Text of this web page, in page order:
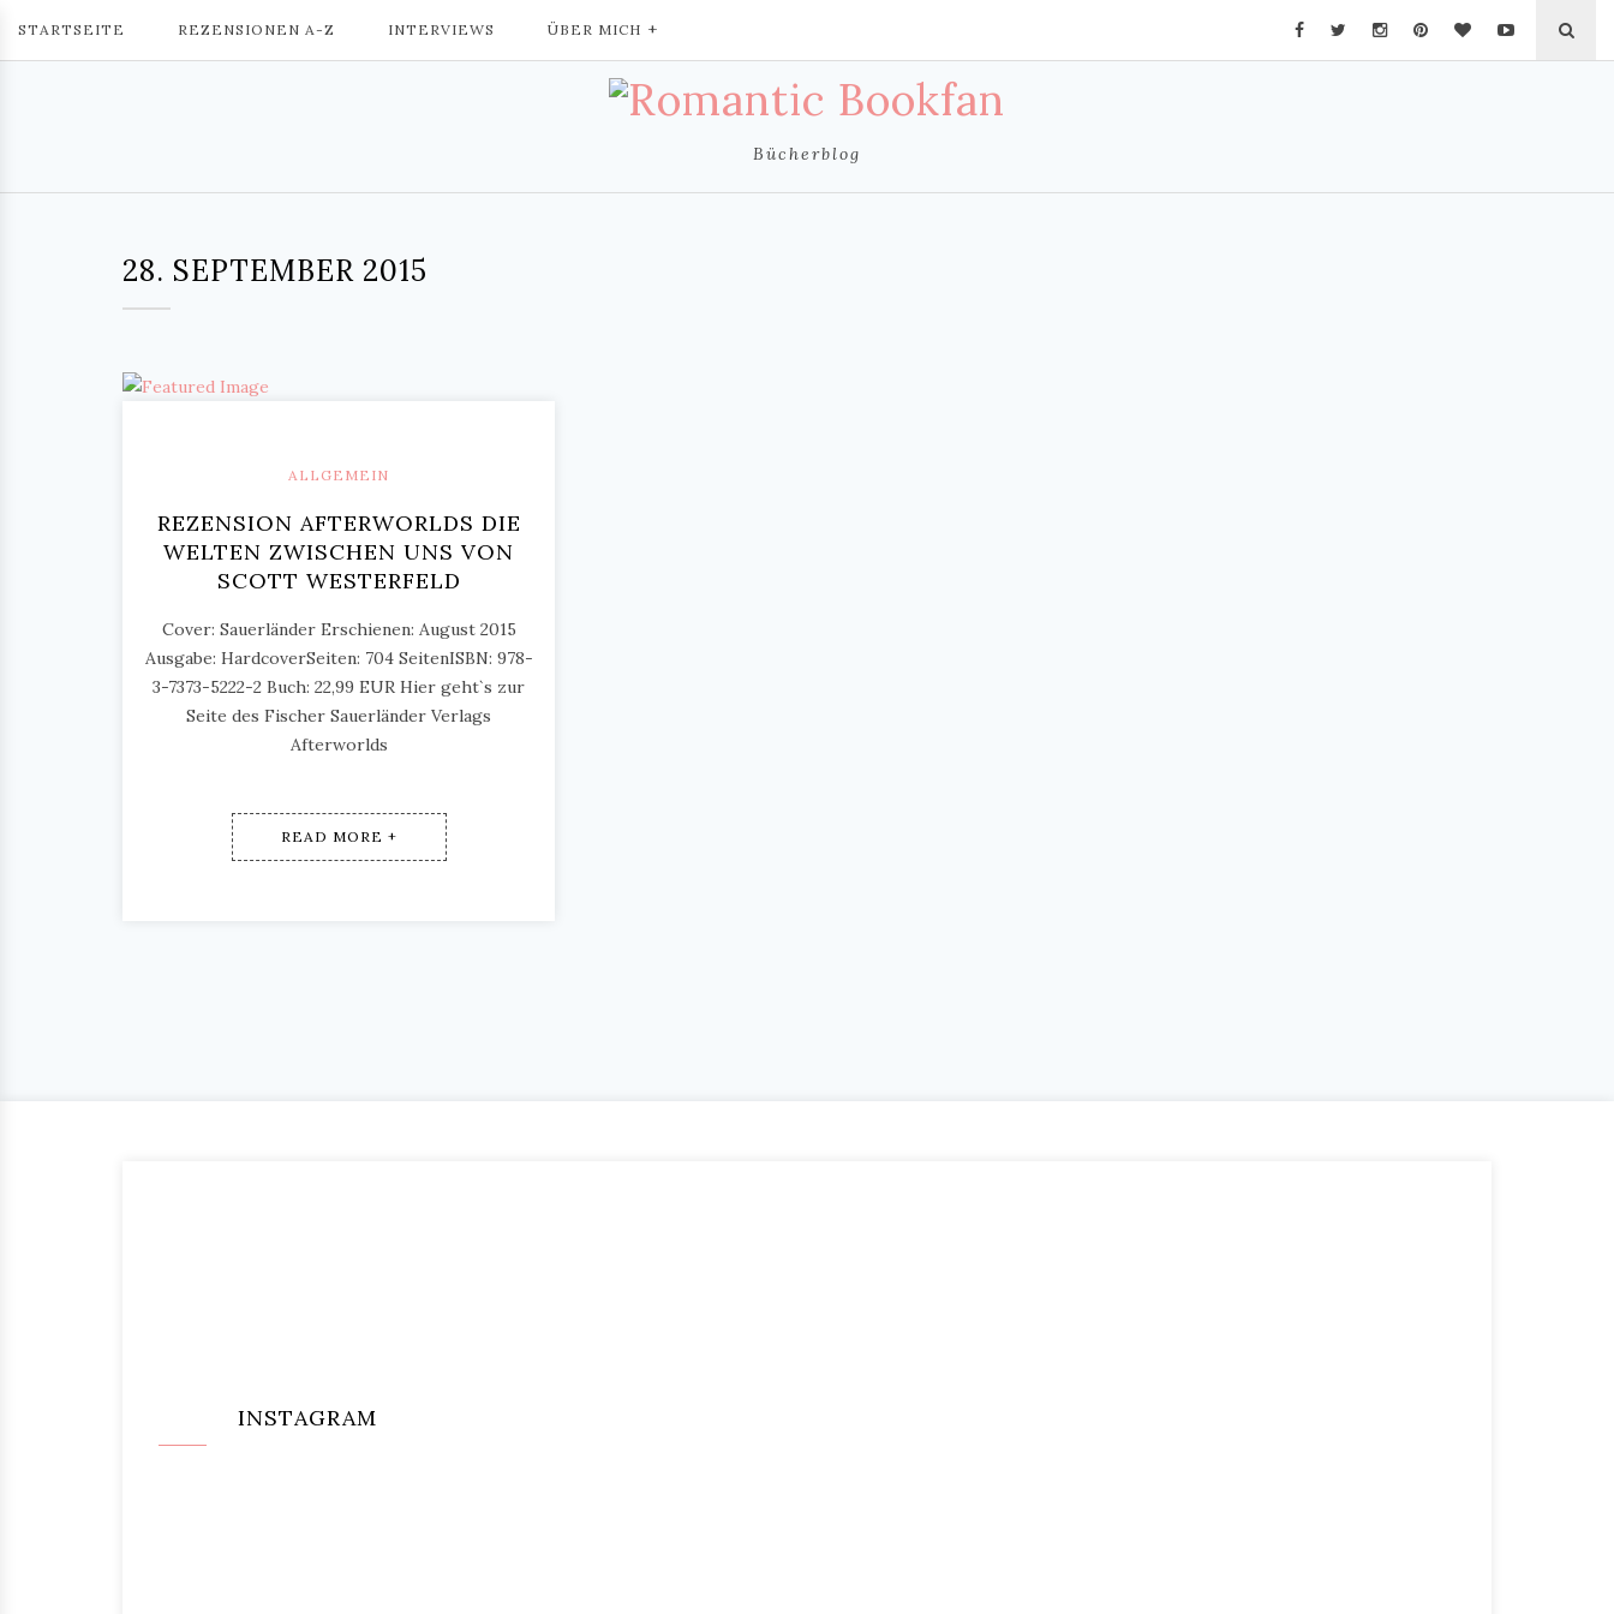
STARTSEITE REZENSIONEN A-Z INTERVIEWS ÜBER MICH
Bücherblog
28. SEPTEMBER 2015
ALLGEMEIN
REZENSION AFTERWORLDS DIE
WELTEN ZWISCHEN UNS VON
SCOTT WESTERFELD
Cover: Sauerländer Erschienen: August 2015
Ausgabe: HardcoverSeiten: 704 SeitenISBN: 978-
3-7373-5222-2 Buch: 22,99 EUR Hier geht`s zur
Seite des Fischer Sauerländer Verlags
Afterworlds
READ MORE +
INSTAGRAM